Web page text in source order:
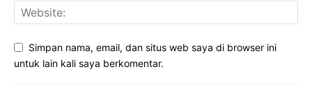
Simpan nama, email, dan situs web saya di browser ini
untuk lain kali saya berkomentar.